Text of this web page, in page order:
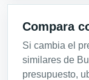
Compara
Si cambia el
similares de
presupuesto,